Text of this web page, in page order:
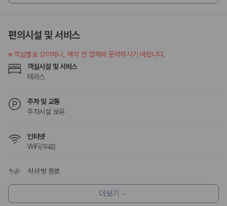
편의시설 및 서비스
※객실별로 상이하니, 예약 전 업체에 문의하시기 바랍니다.
객실시설 및 서비스
테라스
주차 및 교통
주차시설 보유
인터넷
WiFi(무료)
식사 및 음료
더보기